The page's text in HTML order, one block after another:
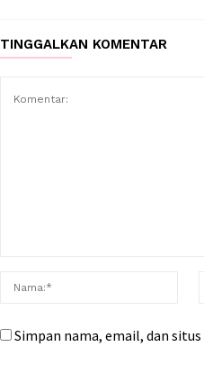
TINGGALKAN KOMENTAR
Simpan nama, email, dan